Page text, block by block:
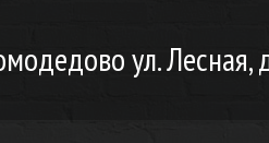
ул. Лесная,